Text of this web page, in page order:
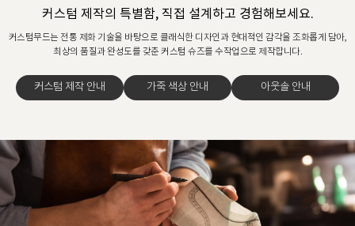
커스텀 제작의 특별함, 직접 설계하고 경험해보세요.
커스텀무드는 전통 제화 기술을 바탕으로 클래식한 디자인과 현대적인 감각을 조화롭게 담아,
최상의 품질과 완성도를 갖춘 커스텀 슈즈를 수작업으로 제작합니다.
커스텀 제작 안내 가죽 색상 안내 아웃솔 안내